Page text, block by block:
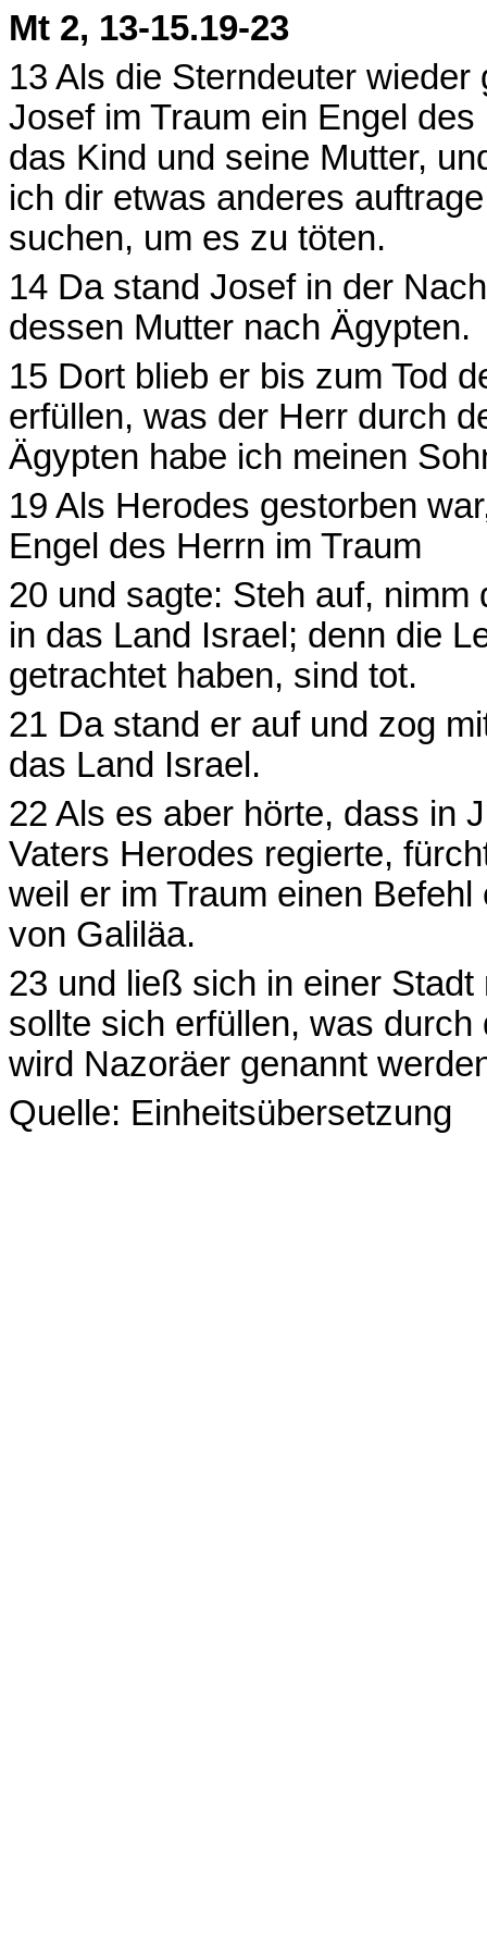
Mt 2, 13-15.19-23
13 Als die Sterndeuter
Josef im Traum ein Engel
das Kind und seine Mutter,
ich dir etwas anderes
suchen, um es zu töten.
14 Da stand Josef in der
dessen Mutter nach Ägypten.
15 Dort blieb er bis zum Tod
erfüllen, was der Herr durch
Ägypten habe ich meinen
19 Als Herodes gestorben
Engel des Herrn im Traum
20 und sagte: Steh auf,
in das Land Israel; denn die
getrachtet haben, sind tot.
21 Da stand er auf und zog
das Land Israel.
22 Als es aber hörte, dass in
Vaters Herodes regierte,
weil er im Traum einen
von Galiläa.
23 und ließ sich in einer
sollte sich erfüllen, was
wird Nazoräer genannt
Quelle: Einheitsübersetzung